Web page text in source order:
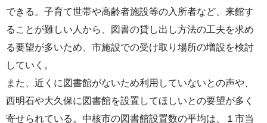
できる。子育て世帯や高齢者施設等の入所者など、来館す
ることが難しい人から、図書の貸し出し方法の工夫を求め
る要望が多いため、市施設での受け取り場所の増設を検討
していく。
また、近くに図書館がないため利用していないとの声や、
西明石や大久保に図書館を設置してほしいとの要望が多く
寄せられている。中核市の図書館設置数の平均は、１市当